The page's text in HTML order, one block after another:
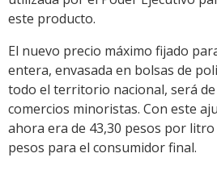
este producto.
El nuevo precio máximo fijado
entera, envasada en bolsas de
todo el territorio nacional, será de
comercios minoristas. Con este
ahora era de 43,30 pesos por
pesos para el consumidor final.